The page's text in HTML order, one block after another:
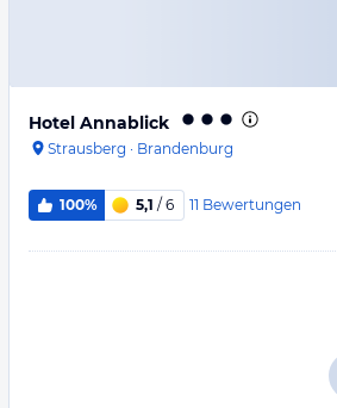
Hotel Annablick
Strausberg · Brandenburg
100% 5,1 / 6 11 Bewertungen